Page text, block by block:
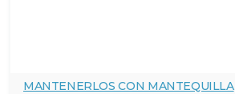
MANTENERLOS CON MANTEQUILLA